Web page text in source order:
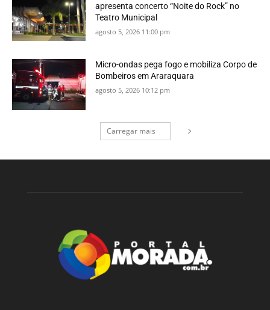
apresenta concerto “Noite do Rock” no
Teatro Municipal
agosto 5, 2026 11:00 pm
Micro-ondas pega fogo e mobiliza Corpo de
Bombeiros em Araraquara
agosto 5, 2026 10:12 pm
Carregar mais